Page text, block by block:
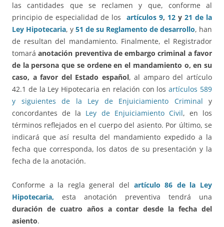
las cantidades que se reclamen y que, conforme al
principio de especialidad de los artículos 9, 12y 21 de la
Ley Hipotecaria, y 51 de su Reglamento de desarrollo, han
de resultan del mandamiento. Finalmente, el Registrador
tomaráanotación preventiva de embargo criminal a favor
de la persona que se ordene en el mandamiento o, en su
caso, a favor del Estado español, al amparo del artículo
42.1 de la Ley Hipotecaria en relación con losartículos 589
y siguientes de la Ley de Enjuiciamiento Criminal y
concordantes de la Ley de Enjuiciamiento Civil, en los
términos reflejados en el cuerpo del asiento. Por último, se
indicará que así resulta del mandamiento expedido a la
fecha que corresponda, los datos de su presentación y la
fecha de la anotación.
Conforme a la regla general del artículo 86 de la Ley
Hipotecaria, esta anotación preventiva tendrá una
duración de cuatro años a contar desde la fecha del
asiento.